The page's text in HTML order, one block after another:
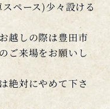
越しの際は豊田市
ご来場をお願いし
絶対にやめて下さ
界音楽祭の専用駐